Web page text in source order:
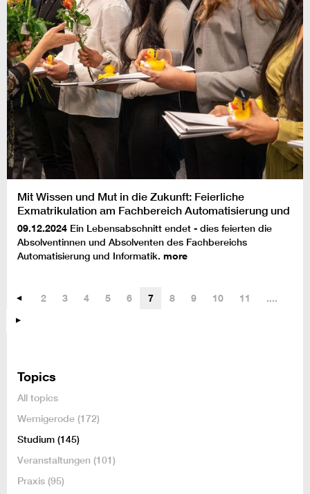
Mit Wissen und Mut in die Zukunft: Feierliche
Exmatrikulation am Fachbereich Automatisierung und
Informatik
09.12.2024 Ein Lebensabschnitt endet - dies feierten die
Absolventinnen und Absolventen des Fachbereichs
Automatisierung und Informatik. more
2 3 4 5 6 7 8 9 10 11 ....
Topics
All topics
Wernigerode (172)
Studium (145)
Veranstaltungen (101)
Praxis (95)